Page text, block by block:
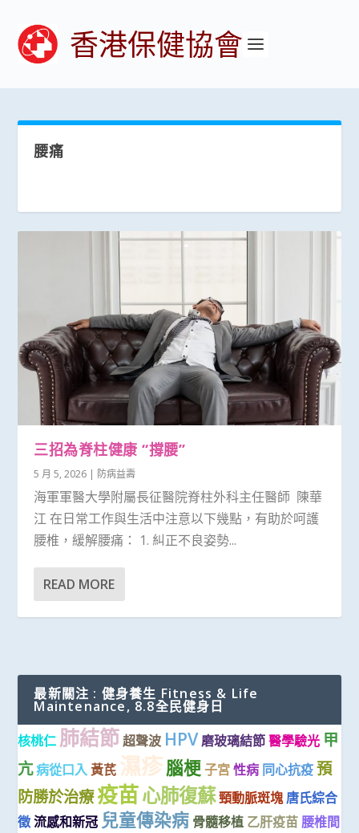
香港保健協會
腰痛
三招為脊柱健康 “撐腰”
5 月 5, 2026 | 防病益壽
海軍軍醫大學附屬長征醫院脊柱外科主任醫師 陳華
江 在日常工作與生活中注意以下幾點，有助於呵護
腰椎，緩解腰痛： 1. 糾正不良姿勢...
READ MORE
最新關注 : 健身養生 Fitness & Life
Maintenance, 8.8全民健身日
核桃仁 肺結節 超聲波 HPV磨玻璃結節 醫學驗光 甲
亢病從口入 黃芪 濕疹腦梗 子宮 性病 同心抗疫 預
防勝於治療疫苗心肺復蘇頸動脈斑塊 唐氏綜合
徵 流感和新冠 兒童傳染病 骨髓移植 乙肝疫苗 腰椎間